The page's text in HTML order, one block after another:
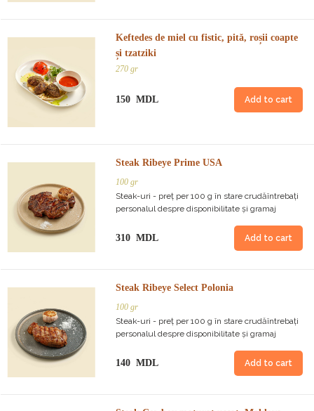
Keftedes de miel cu fistic, pită, roșii coapte
și tzatziki
270 gr
150 MDL Add to cart
Steak Ribeye Prime USA
100 gr
Steak-uri - preț per 100 g în stare crudăîntrebați
personalul despre disponibilitate și gramaj
310 MDL Add to cart
Steak Ribeye Select Polonia
100 gr
Steak-uri - preț per 100 g în stare crudăîntrebați
personalul despre disponibilitate și gramaj
140 MDL Add to cart